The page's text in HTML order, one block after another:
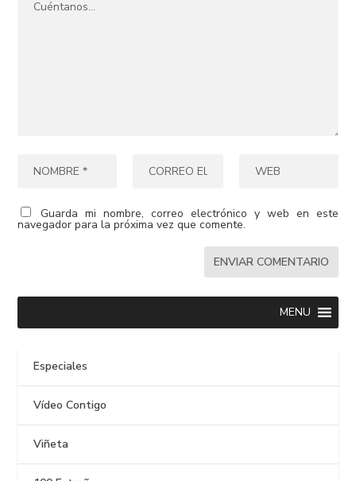
Guarda mi nombre, correo electrónico y web en este
navegador para la próxima vez que comente.
MENU
Especiales
Vídeo Contigo
Viñeta